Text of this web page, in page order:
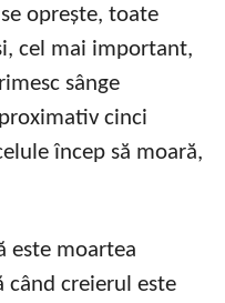
oprește, toate
cel mai important,
sânge
cinci
încep să moară,
este moartea
când creierul este